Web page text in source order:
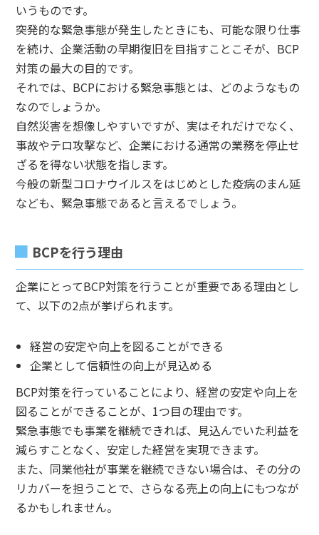
いうものです。
突発的な緊急事態が発生したときにも、可能な限り仕事
を続け、企業活動の早期復旧を目指すことこそが、BCP
対策の最大の目的です。
それでは、BCPにおける緊急事態とは、どのようなもの
なのでしょうか。
自然災害を想像しやすいですが、実はそれだけでなく、
事故やテロ攻撃など、企業における通常の業務を停止せ
ざるを得ない状態を指します。
今般の新型コロナウイルスをはじめとした疫病のまん延
なども、緊急事態であると言えるでしょう。
BCPを行う理由
企業にとってBCP対策を行うことが重要である理由とし
て、以下の2点が挙げられます。
経営の安定や向上を図ることができる
企業として信頼性の向上が見込める
BCP対策を行っていることにより、経営の安定や向上を
図ることができることが、1つ目の理由です。
緊急事態でも事業を継続できれば、見込んでいた利益を
減らすことなく、安定した経営を実現できます。
また、同業他社が事業を継続できない場合は、その分の
リカバーを担うことで、さらなる売上の向上にもつなが
るかもしれません。